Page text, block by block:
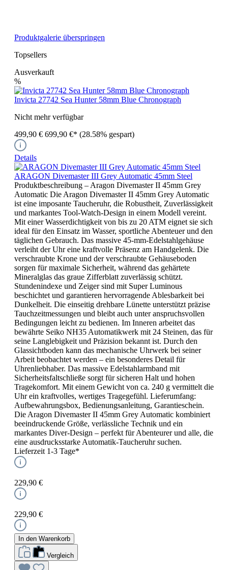
Produktgalerie überspringen
Topsellers
Ausverkauft
%
Invicta 27742 Sea Hunter 58mm Blue Chronograph
Nicht mehr verfügbar
499,90 € 699,90 €* (28.58% gespart)
Details
ARAGON Divemaster III Grey Automatic 45mm Steel
Produktbeschreibung – Aragon Divemaster II 45mm Grey
Automatic Die Aragon Divemaster II 45mm Grey Automatic
ist eine imposante Taucheruhr, die Robustheit, Zuverlässigkeit
und markantes Tool-Watch-Design in einem Modell vereint.
Mit einer Wasserdichtigkeit von bis zu 20 ATM eignet sie sich
ideal für den Einsatz im Wasser, sportliche Abenteuer und den
täglichen Gebrauch. Das massive 45-mm-Edelstahlgehäuse
verleiht der Uhr eine kraftvolle Präsenz am Handgelenk. Die
verschraubte Krone und der verschraubte Gehäuseboden
sorgen für maximale Sicherheit, während das gehärtete
Mineralglas das graue Zifferblatt zuverlässig schützt.
Stundenindexe und Zeiger sind mit Super Luminous
beschichtet und garantieren hervorragende Ablesbarkeit bei
Dunkelheit. Die einseitig drehbare Lünette unterstützt präzise
Tauchzeitmessungen und bleibt auch unter anspruchsvollen
Bedingungen leicht zu bedienen. Im Inneren arbeitet das
bewährte Seiko NH35 Automatikwerk mit 24 Steinen, das für
seine Langlebigkeit und Präzision bekannt ist. Durch den
Glassichtboden kann das mechanische Uhrwerk bei seiner
Arbeit beobachtet werden – ein besonderes Detail für
Uhrenliebhaber. Das massive Edelstahlarmband mit
Sicherheitsfaltschließe sorgt für sicheren Halt und hohen
Tragekomfort. Mit einem Gewicht von ca. 240 g vermittelt die
Uhr ein kraftvolles, wertiges Tragegefühl. Lieferumfang:
Aufbewahrungsbox, Bedienungsanleitung, Garantieschein.
Die Aragon Divemaster II 45mm Grey Automatic kombiniert
beeindruckende Größe, verlässliche Technik und ein
markantes Diver-Design – perfekt für Abenteurer und alle, die
eine ausdrucksstarke Automatik-Taucheruhr suchen.
Lieferzeit 1-3 Tage*
229,90 €
229,90 €
In den Warenkorb
Vergleich